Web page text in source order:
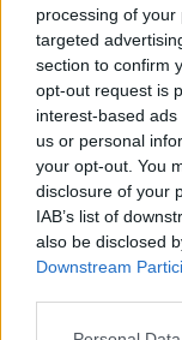
processing of
targeted
section to confirm
opt-out request is
interest-based
us or personal
your opt-out. You
disclosure of your
IAB’s list of
also be disclosed
Downstream
Please note that